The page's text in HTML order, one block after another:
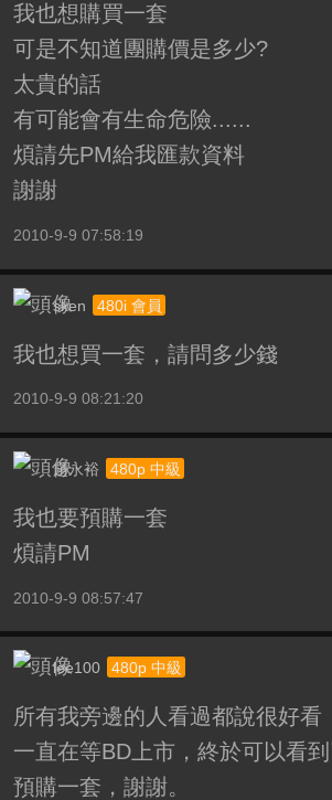
我也想購買一套
可是不知道團購價是多少?
太貴的話
有可能會有生命危險......
煩請先PM給我匯款資料
謝謝
2010-9-9 07:58:19
sken 480i 會員
我也想買一套，請問多少錢
2010-9-9 08:21:20
趙永裕 480p 中級
我也要預購一套
煩請PM
2010-9-9 08:57:47
lee100 480p 中級
所有我旁邊的人看過都說很好看
一直在等BD上市，終於可以看到
預購一套，謝謝。